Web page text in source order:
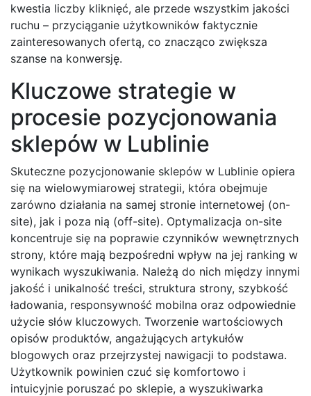
kwestia liczby kliknięć, ale przede wszystkim jakości
ruchu – przyciąganie użytkowników faktycznie
zainteresowanych ofertą, co znacząco zwiększa
szanse na konwersję.
Kluczowe strategie w
procesie pozycjonowania
sklepów w Lublinie
Skuteczne pozycjonowanie sklepów w Lublinie opiera
się na wielowymiarowej strategii, która obejmuje
zarówno działania na samej stronie internetowej (on-
site), jak i poza nią (off-site). Optymalizacja on-site
koncentruje się na poprawie czynników wewnętrznych
strony, które mają bezpośredni wpływ na jej ranking w
wynikach wyszukiwania. Należą do nich między innymi
jakość i unikalność treści, struktura strony, szybkość
ładowania, responsywność mobilna oraz odpowiednie
użycie słów kluczowych. Tworzenie wartościowych
opisów produktów, angażujących artykułów
blogowych oraz przejrzystej nawigacji to podstawa.
Użytkownik powinien czuć się komfortowo i
intuicyjnie poruszać po sklepie, a wyszukiwarka